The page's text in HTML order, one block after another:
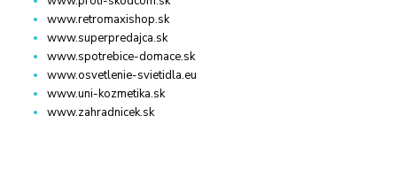
www.retromaxishop.sk
www.superpredajca.sk
www.spotrebice-domace.sk
www.osvetlenie-svietidla.eu
www.uni-kozmetika.sk
www.zahradnicek.sk